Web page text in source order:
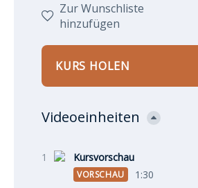
Zur Wunschliste
hinzufügen
KURS HOLEN
Videoeinheiten
1 Kursvorschau
VORSCHAU 1:30